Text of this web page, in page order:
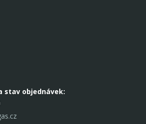
stav objednávek: